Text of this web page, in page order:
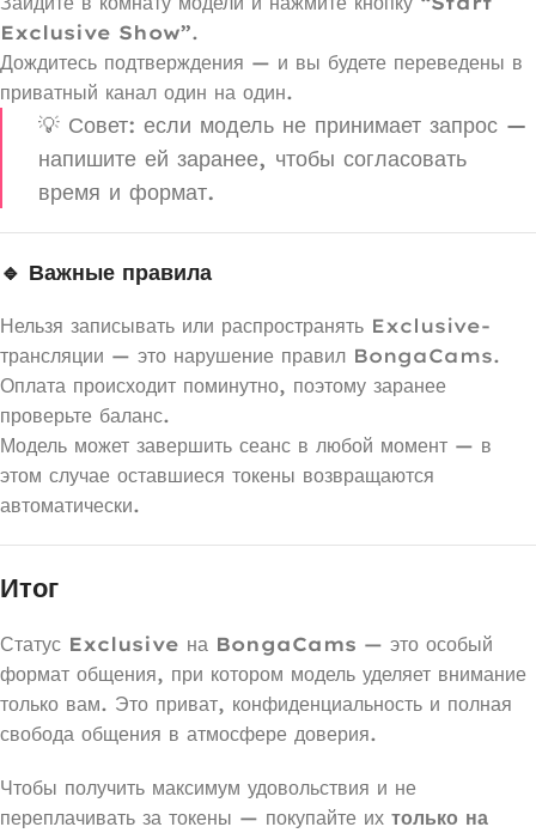
Exclusive Show”.
Дождитесь подтверждения — и вы будете переведены в
приватный канал один на один.
💡 Совет: если модель не принимает запрос —
напишите ей заранее, чтобы согласовать
время и формат.
🔹 Важные правила
Нельзя записывать или распространять Exclusive-
трансляции — это нарушение правил BongaCams.
Оплата происходит поминутно, поэтому заранее
проверьте баланс.
Модель может завершить сеанс в любой момент — в
этом случае оставшиеся токены возвращаются
автоматически.
Итог
Статус Exclusive на BongaCams — это особый
формат общения, при котором модель уделяет внимание
только вам. Это приват, конфиденциальность и полная
свобода общения в атмосфере доверия.
Чтобы получить максимум удовольствия и не
переплачивать за токены — покупайте их только на